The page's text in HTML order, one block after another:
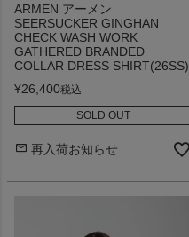
ARMEN アーメン
SEERSUCKER GINGHAN
CHECK WASH WORK
GATHERED BRANDED
COLLAR DRESS SHIRT(26SS)
¥26,400税込
SOLD OUT
再入荷お知らせ